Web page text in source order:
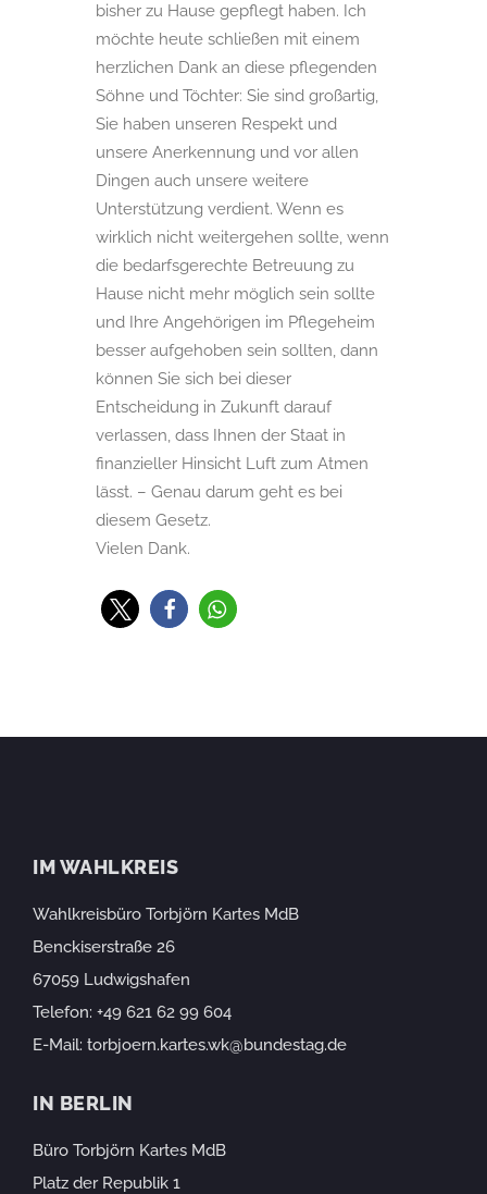
bisher zu Hause gepflegt haben. Ich
möchte heute schließen mit einem
herzlichen Dank an diese pflegenden
Söhne und Töchter: Sie sind großartig,
Sie haben unseren Respekt und
unsere Anerkennung und vor allen
Dingen auch unsere weitere
Unterstützung verdient. Wenn es
wirklich nicht weitergehen sollte, wenn
die bedarfsgerechte Betreuung zu
Hause nicht mehr möglich sein sollte
und Ihre Angehörigen im Pflegeheim
besser aufgehoben sein sollten, dann
können Sie sich bei dieser
Entscheidung in Zukunft darauf
verlassen, dass Ihnen der Staat in
finanzieller Hinsicht Luft zum Atmen
lässt. – Genau darum geht es bei
diesem Gesetz.
Vielen Dank.
IM WAHLKREIS
Wahlkreisbüro Torbjörn Kartes MdB
Benckiserstraße 26
67059 Ludwigshafen
Telefon: +49 621 62 99 604
E-Mail: torbjoern.kartes.wk@bundestag.de
IN BERLIN
Büro Torbjörn Kartes MdB
Platz der Republik 1